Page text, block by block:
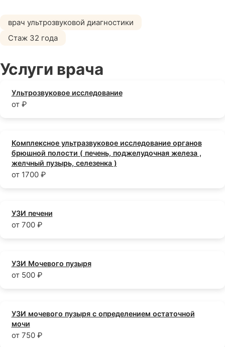
врач ультрозвуковой диагностики
Стаж 32 года
Услуги врача
Ультрозвуковое исследование
от ₽
Комплексное ультразвуковое исследование органов
брюшной полости ( печень, поджелудочная железа ,
желчный пузырь, селезенка )
от 1700 ₽
УЗИ печени
от 700 ₽
УЗИ Мочевого пузыря
от 500 ₽
УЗИ мочевого пузыря с определением остаточной
мочи
от 750 ₽